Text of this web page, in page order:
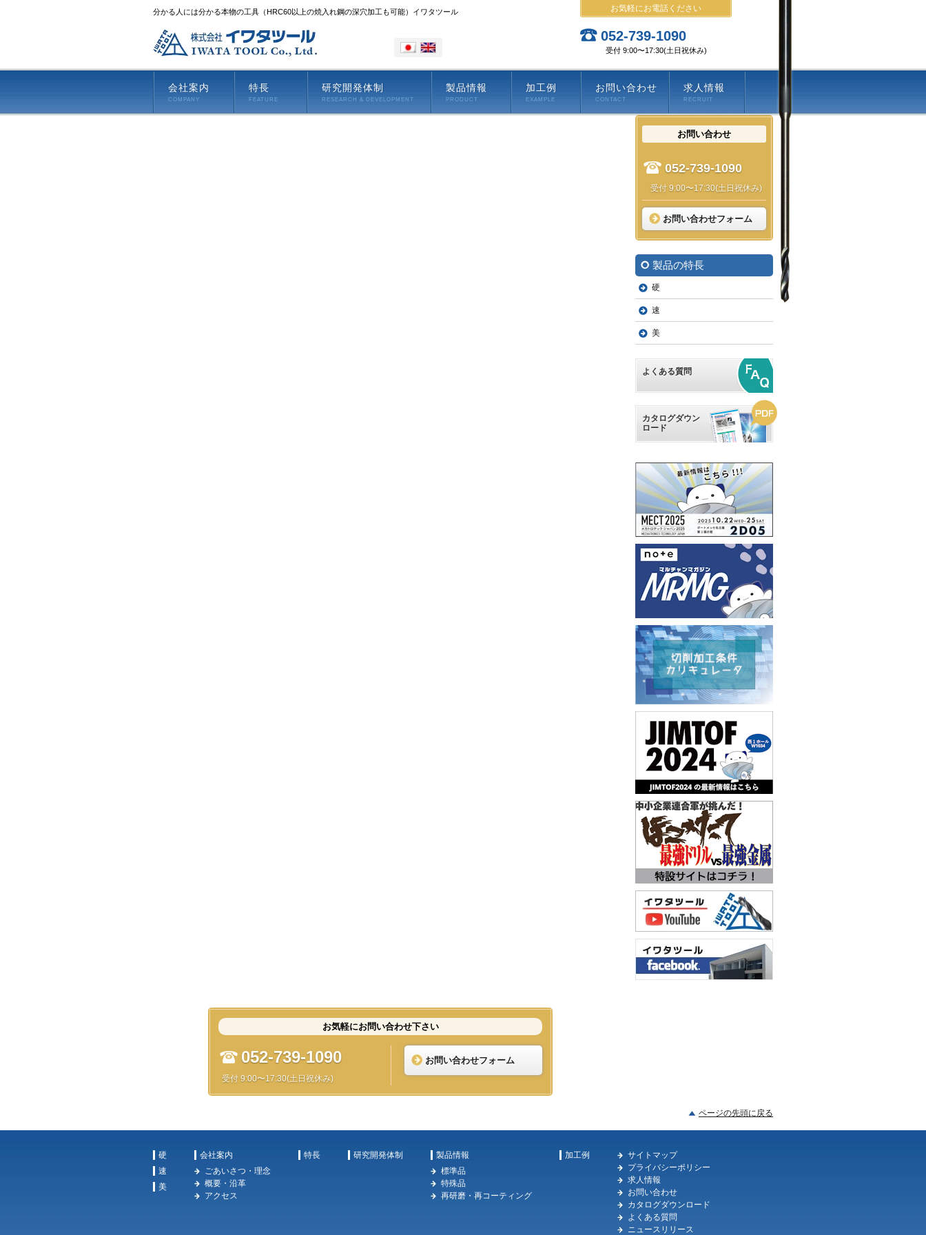
分かる人には分かる本物の工具（HRC60以上の焼入れ鋼の深穴加工も可能）イワタツール お気軽にお電話ください
052-739-1090
受付 9:00〜17:30(土日祝休み)
会社案内
COMPANY
特長
FEATURE
研究開発体制
RESEARCH & DEVELOPMENT
製品情報
PRODUCT
加工例
EXAMPLE
お問い合わせ
CONTACT
求人情報
RECRUIT
お問い合わせ
052-739-1090
受付 9:00〜17:30(土日祝休み)
お問い合わせフォーム
製品の特長
硬
速
美
よくある質問
カタログダウン
ロード
お気軽にお問い合わせ下さい
052-739-1090
受付 9:00〜17:30(土日祝休み)
お問い合わせフォーム
ページの先頭に戻る
硬
速
美
会社案内
ごあいさつ・理念
概要・沿革
アクセス
特長 研究開発体制
製品情報
標準品
特殊品
再研磨・再コーティング
加工例
サイトマップ
プライバシーポリシー
求人情報
お問い合わせ
カタログダウンロード
よくある質問
ニュースリリース